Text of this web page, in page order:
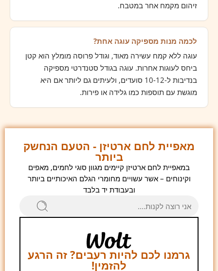
זיהום מקמח אחר במטבח.
לכמה מנות מספיקה עוגה אחת?
עוגה ללא קמח עשירה מאוד, וגודל פרוסה מומלץ הוא קטן
ביחס לעוגות אחרות. עוגה בגודל סטנדרטי מספיקה
בנדיבות ל-10-12 סועדים, ולעיתים גם ליותר אם היא
מוגשת עם תוספות כמו גלידה או פירות.
מאפיית לחם ארטיזן - הטעם הנחשק
ביותר
במאפיית לחם ארטיזן קיימים מגוון סוגי לחמים, מאפים
וקינוחים – אשר עשויים מחומרי הגלם האיכותיים ביותר
ובעבודת יד בלבד
גרמנו לכם להיות רעבים? זה הרגע
להזמין!